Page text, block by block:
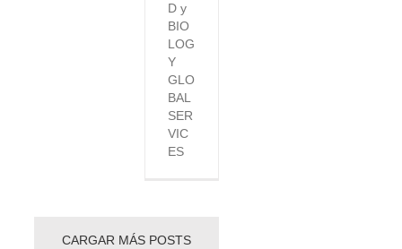
D y
BIO
LOG
Y
GLO
BAL
SER
VIC
ES
CARGAR MÁS POSTS